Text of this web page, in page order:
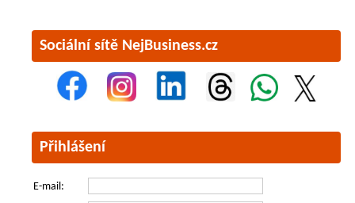
Sociální sítě NejBusiness.cz
Přihlášení
E-mail: